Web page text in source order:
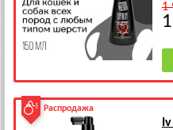
1
Распродажа